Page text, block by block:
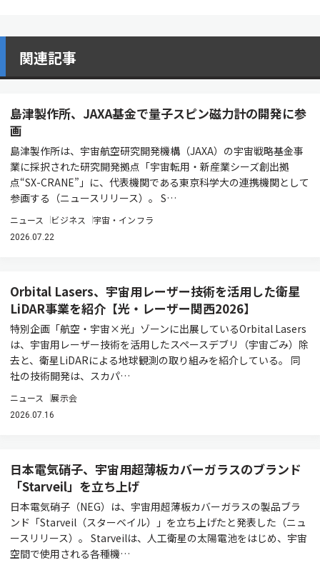
関連記事
島津製作所、JAXA基金で量子スピン磁力計の開発に参
画
島津製作所は、宇宙航空研究開発機構（JAXA）の宇宙戦略基金事
業に採択された研究開発拠点「宇宙転用・新産業シーズ創出拠
点“SX-CRANE”」に、代表機関である東京科学大の連携機関として
参画する（ニュースリリース）。 S…
ニュース ビジネス 宇宙・インフラ
2026.07.22
Orbital Lasers、宇宙用レーザー技術を活用した衛星
LiDAR事業を紹介【光・レーザー関西2026】
特別企画「航空・宇宙×光」ゾーンに出展しているOrbital Lasers
は、宇宙用レーザー技術を活用したスペースデブリ（宇宙ごみ）除
去と、衛星LiDARによる地球観測の取り組みを紹介している。 同
社の技術開発は、スカパ…
ニュース 展示会
2026.07.16
日本電気硝子、宇宙用超薄板カバーガラスのブランド
「Starveil」を立ち上げ
日本電気硝子（NEG）は、宇宙用超薄板カバーガラスの製品ブラ
ンド「Starveil（スターベイル）」を立ち上げたと発表した（ニュ
ースリリース）。 Starveilは、人工衛星の太陽電池をはじめ、宇宙
空間で使用される各種機…